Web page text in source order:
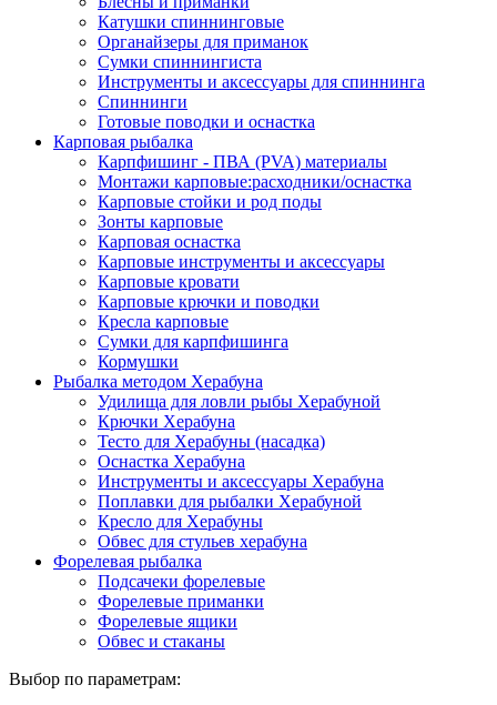
Катушки спиннинговые
Органайзеры для приманок
Сумки спиннингиста
Инструменты и аксессуары для спиннинга
Спиннинги
Готовые поводки и оснастка
Карповая рыбалка
Карпфишинг - ПВА (PVA) материалы
Монтажи карповые:расходники/оснастка
Карповые стойки и род поды
Зонты карповые
Карповая оснастка
Карповые инструменты и аксессуары
Карповые кровати
Карповые крючки и поводки
Кресла карповые
Сумки для карпфишинга
Кормушки
Рыбалка методом Херабуна
Удилища для ловли рыбы Херабуной
Крючки Херабуна
Тесто для Херабуны (насадка)
Оснастка Херабуна
Инструменты и аксессуары Херабуна
Поплавки для рыбалки Херабуной
Кресло для Херабуны
Обвес для стульев херабуна
Форелевая рыбалка
Подсачеки форелевые
Форелевые приманки
Форелевые ящики
Обвес и стаканы
Выбор по параметрам: